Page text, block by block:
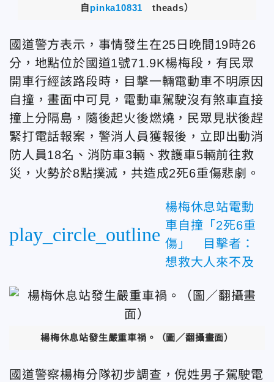
自pinka10831 theads）
國道警方表示， 事情發生在25日晚間19時26
分，地點位於國道1號71.9K楊梅段，有民眾
開車行經該路段時，目擊一輛電動車不明原因
自撞，畫面中可見，電動車駕駛沒有煞車直接
撞上分隔島，隨後起火後燃燒，民眾見狀後趕
緊打電話報案，警消人員獲報後，立即出動消
防人員18名、消防車3輛、救護車5輛前往救
災，火勢於8點撲滅，共造成2死6重傷悲劇。
play_circle_outline
楊梅休息站電動
車自撞「2死6重
傷」 目擊者：
想救大人來不及
楊梅休息站發生嚴重車禍。（圖／翻攝畫面）
國道警察楊梅分隊初步調查，倪姓男子駕駛電